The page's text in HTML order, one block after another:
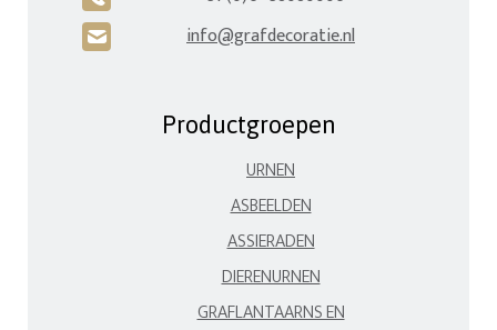
H info@grafdecoratie.nl
Productgroepen
URNEN
ASBEELDEN
ASSIERADEN
DIERENURNEN
GRAFLANTAARNS EN